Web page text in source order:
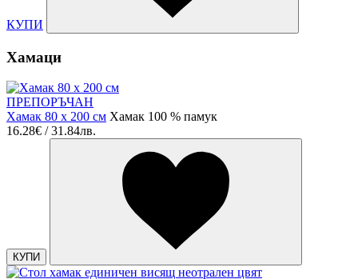
КУПИ
Хамаци
ПРЕПОРЪЧАН
Хамак 80 х 200 см Хамак 100 % памук
16.28€ / 31.84лв.
КУПИ